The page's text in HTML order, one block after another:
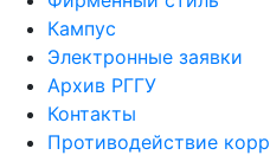
Кампус
Электронные заявки
Архив РГГУ
Контакты
Противодействие